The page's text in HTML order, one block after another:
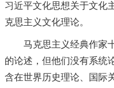
习近平文化思想关于文化
克思主义文化理论。
马克思主义经典作家十
的论述，但他们没有系统
含在世界历史理论、国际